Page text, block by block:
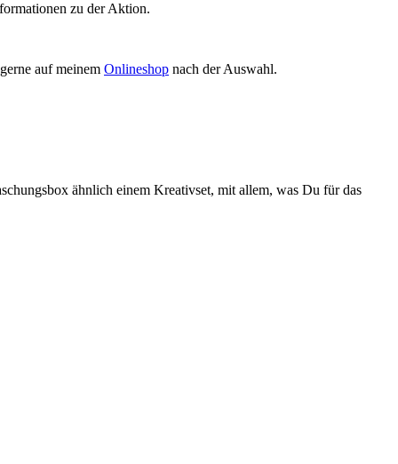
zu der Aktion.
auf meinem Onlineshop nach der Auswahl.
ähnlich einem Kreativset, mit allem, was Du für das